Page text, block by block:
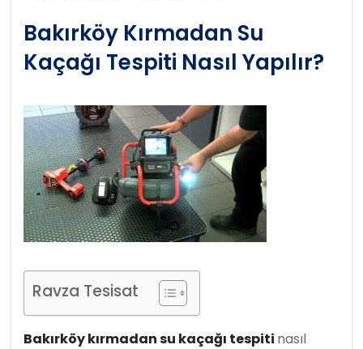
Bakırköy Kırmadan Su
Kaçağı Tespiti Nasıl Yapılır?
Ravza Tesisat
Bakırköy kırmadan su kaçağı tespiti nasıl